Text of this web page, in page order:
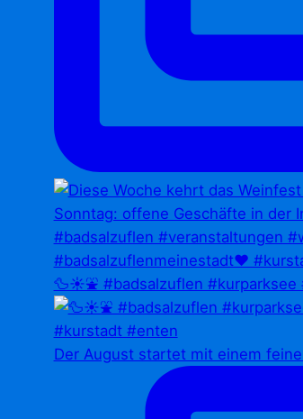
🦆☀️⛲ #badsalzuflen #kurparksee
Der August startet mit einem